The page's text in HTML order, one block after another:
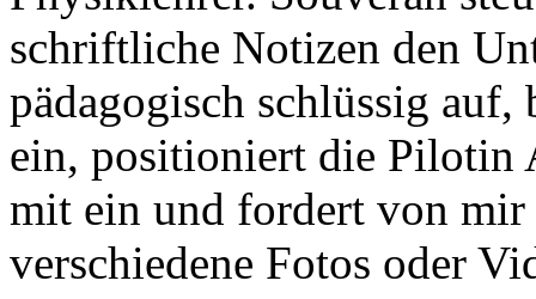
schriftliche Notizen den
pädagogisch schlüssig
ein, positioniert die Pilotin
mit ein und fordert von mir
verschiedene Fotos oder